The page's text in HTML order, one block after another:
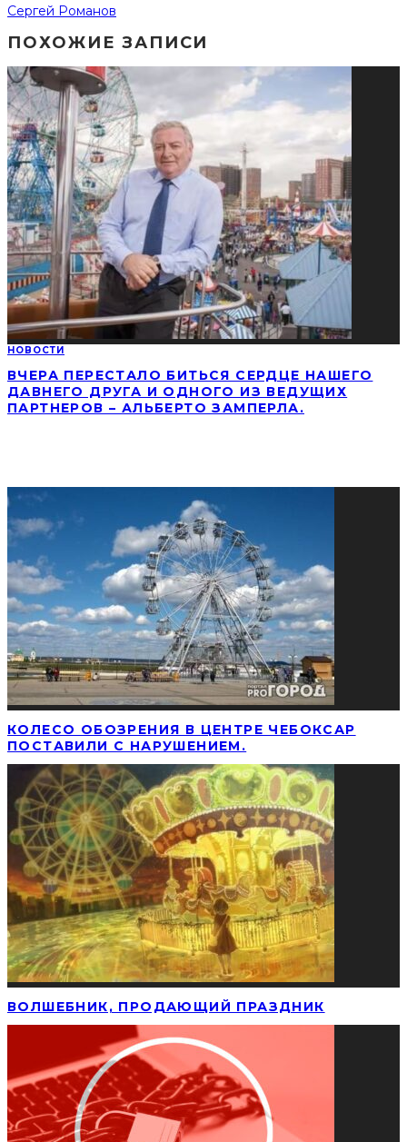
Сергей Романов
ПОХОЖИЕ ЗАПИСИ
НОВОСТИ
ВЧЕРА ПЕРЕСТАЛО БИТЬСЯ СЕРДЦЕ НАШЕГО
ДАВНЕГО ДРУГА И ОДНОГО ИЗ ВЕДУЩИХ
ПАРТНЕРОВ – АЛЬБЕРТО ЗАМПЕРЛА.
КОЛЕСО ОБОЗРЕНИЯ В ЦЕНТРЕ ЧЕБОКСАР
ПОСТАВИЛИ С НАРУШЕНИЕМ.
ВОЛШЕБНИК, ПРОДАЮЩИЙ ПРАЗДНИК